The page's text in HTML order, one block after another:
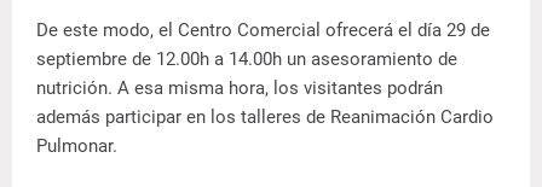
De este modo, el Centro Comercial ofrecerá el día 29 de
septiembre de 12.00h a 14.00h un asesoramiento de
nutrición. A esa misma hora, los visitantes podrán
además participar en los talleres de Reanimación Cardio
Pulmonar.